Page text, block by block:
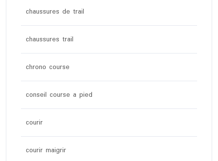
chaussures de trail
chaussures trail
chrono course
conseil course a pied
courir
courir maigrir